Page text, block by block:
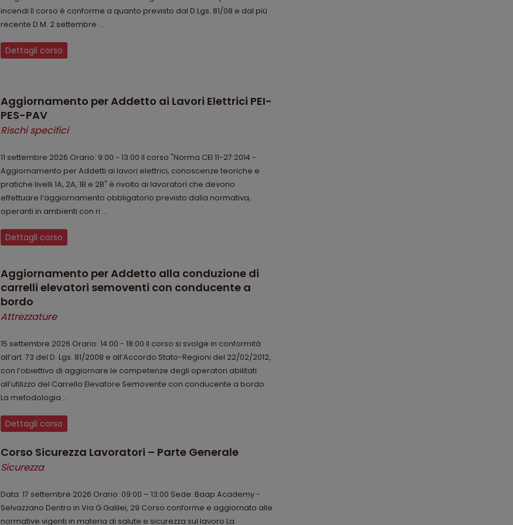
incendi Il corso è conforme a quanto previsto dal D.Lgs. 81/08 e dal più
recente D.M. 2 settembre ...
Dettagli corso
Aggiornamento per Addetto ai Lavori Elettrici PEI-
PES-PAV
Rischi specifici
11 settembre 2026 Orario: 9:00 - 13:00 Il corso "Norma CEI 11-27:2014 -
Aggiornamento per Addetti ai lavori elettrici, conoscenze teoriche e
pratiche livelli 1A, 2A, 1B e 2B" è rivolto ai lavoratori che devono
effettuare l’aggiornamento obbligatorio previsto dalla normativa,
operanti in ambienti con ri ...
Dettagli corso
Aggiornamento per Addetto alla conduzione di
carrelli elevatori semoventi con conducente a
bordo
Attrezzature
15 settembre 2026 Orario: 14:00 - 18:00 Il corso si svolge in conformità
all’art. 73 del D. Lgs. 81/2008 e all’Accordo Stato-Regioni del 22/02/2012,
con l’obiettivo di aggiornare le competenze degli operatori abilitati
all’utilizzo del Carrello Elevatore Semovente con conducente a bordo.
La metodologia ...
Dettagli corso
Corso Sicurezza Lavoratori – Parte Generale
Sicurezza
Data: 17 settembre 2026 Orario: 09:00 – 13:00 Sede: Baap Academy -
Selvazzano Dentro in Via G.Galilei, 29 Corso conforme e aggiornato alle
normative vigenti in materia di salute e sicurezza sul lavoro La